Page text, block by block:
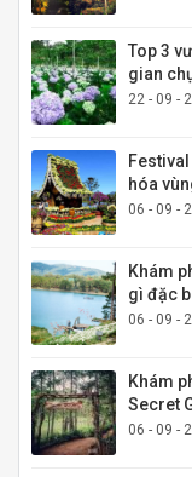
Top 3
gian
22 - 09 -
hóa
06 - 09 -
Khám
gì đặc
06 - 09 -
Khám
Secret
06 - 09 -